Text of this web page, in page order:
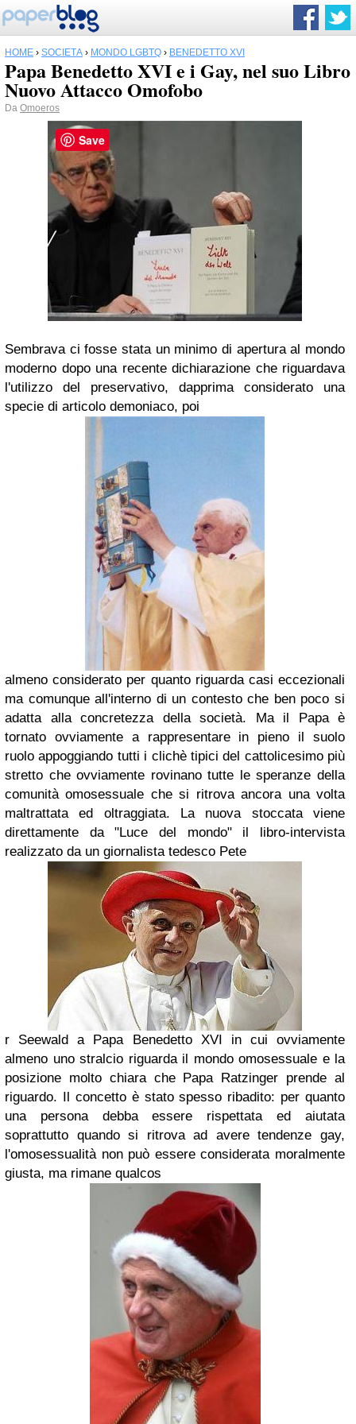
HOME › SOCIETÀ › MONDO LGBTQ › BENEDETTO XVI
Papa Benedetto XVI e i Gay, nel suo Libro
Nuovo Attacco Omofobo
Da Omoeros
Sembrava ci fosse stata un minimo di aperturaal mondo
moderno dopo una recente dichiarazione che riguardava
l'utilizzo del preservativo, dapprima considerato una
specie di articolo demoniaco, poi
almeno considerato per quanto riguarda casi eccezionali
ma comunque all'interno di un contesto che ben poco si
adatta alla concretezza della società.
Ma il Papa è
tornato ovviamente a rappresentare in pieno il suolo
ruolo appoggiando tutti i clichè tipici del cattolicesimo più
stretto che ovviamente rovinano tutte le speranze della
comunità omosessuale che si ritrova ancora una volta
maltrattata ed oltraggiata.
La nuova stoccata viene
direttamente da "Luce del mondo" il libro-intervista
realizzato da un giornalista tedesco Pete
r Seewald a Papa BenedettoXVI in cui ovviamente
almeno uno stralcio riguarda il mondo omosessuale e la
posizione molto chiara che Papa Ratzinger prende al
riguardo. Il concetto è stato spesso ribadito: per quanto
una persona debba essere rispettataed aiutata
soprattutto quando si ritrova ad averetendenze gay,
l'omosessualitànon può essere considerata moralmente
giusta, ma rimane qualcos
Save